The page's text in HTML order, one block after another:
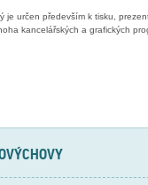
určen především k tisku,
kancelářských a grafických